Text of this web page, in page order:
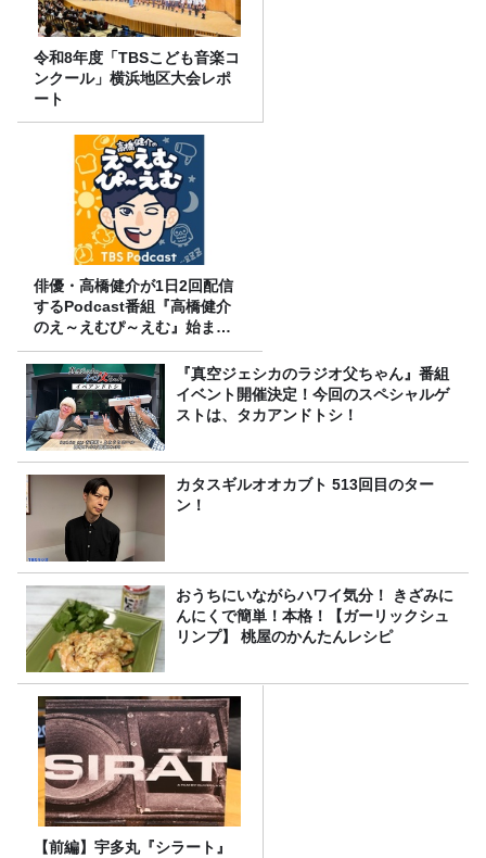
令和8年度「TBSこども音楽コ
ンクール」横浜地区大会レポ
ート
俳優・高橋健介が1日2回配信
するPodcast番組『高橋健介
のえ～えむぴ～えむ』始まり
ます
『真空ジェシカのラジオ父ちゃん』番組
イベント開催決定！今回のスペシャルゲ
ストは、タカアンドトシ！
カタスギルオオカブト 513回目のター
ン！
おうちにいながらハワイ気分！ きざみに
んにくで簡単！本格！【ガーリックシュ
リンプ】 桃屋のかんたんレシピ
【前編】宇多丸『シラート』